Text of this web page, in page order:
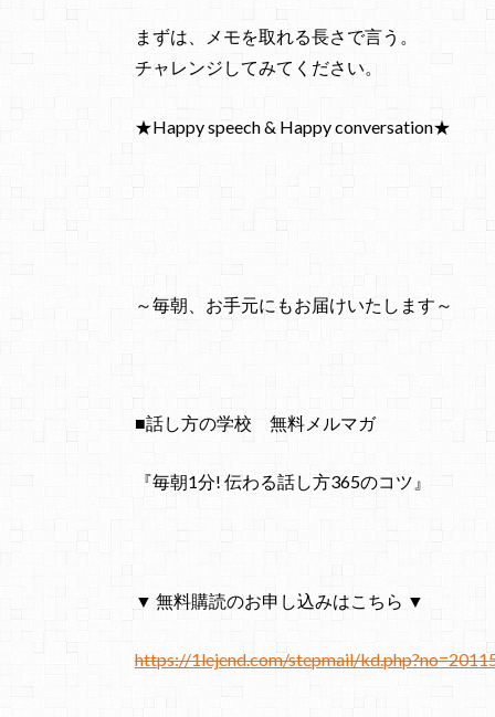
まずは、メモを取れる長さで言う。
チャレンジしてみてください。
★Happy speech & Happy conversation★
～毎朝、お手元にもお届けいたします～
■話し方の学校 無料メルマガ
『毎朝1分! 伝わる話し方365のコツ』
▼ 無料購読のお申し込みはこちら ▼
https://1lejend.com/stepmail/